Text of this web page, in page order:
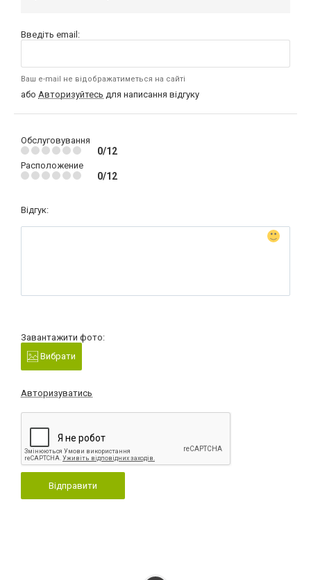
Введіть email:
Ваш e-mail не відображатиметься на сайті
або Авторизуйтесь для написання відгуку
Обслуговування
0/12
Расположение
0/12
Відгук:
Завантажити фото:
Вибрати
Авторизуватись
Відправити